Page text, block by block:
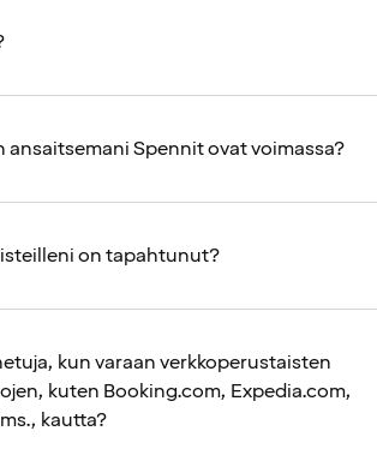
ansaitsemani Spennit ovat voimassa?
on tapahtunut?
kun varaan verkkoperustaisten
kuten Booking.com, Expedia.com,
kautta?